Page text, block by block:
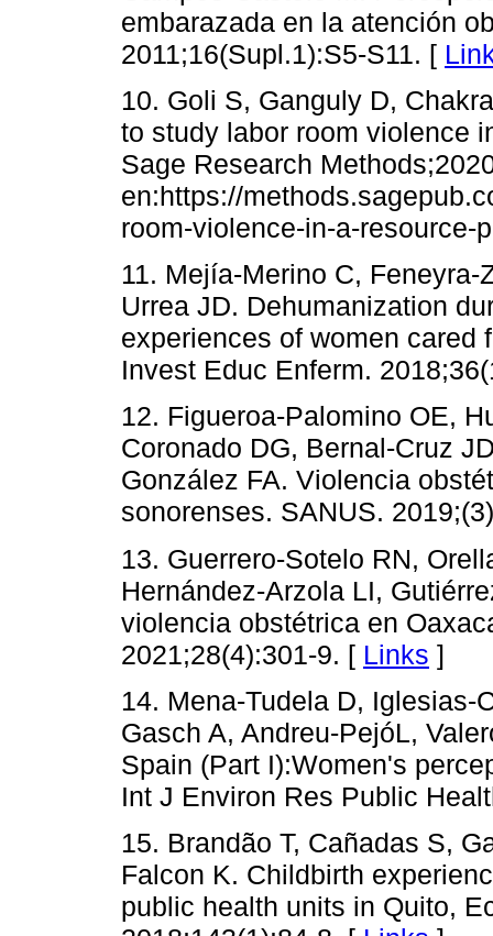
embarazada en la atención
2011;16(Supl.1):S5-S11. [
10. Goli S, Ganguly D,
to study labor room violence
Sage Research
en:https://
room-violence-in-a-resource-
11. Mejía-Merino C,
Urrea JD. Dehumanization
experiences of women cared
Invest Educ Enferm.
12. Figueroa-Palomino OE,
Coronado DG, Bernal-Cruz
González FA. Violencia
sonorenses. SANUS.
13. Guerrero-Sotelo RN,
Hernández-Arzola LI,
violencia obstétrica en
2021;28(4):301-9. [ Links ]
14. Mena-Tudela D, Iglesias-
Gasch A, Andreu-PejóL,
Spain (Part I):Women's
Int J Environ Res Public
15. Brandão T, Cañadas S,
Falcon K. Childbirth
public health units in Quito,